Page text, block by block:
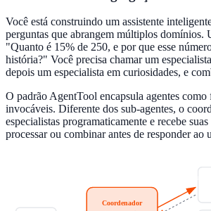
Você está construindo um assistente
perguntas que abrangem múltiplos domínios.
"Quanto é 15% de 250, e por que esse
história?" Você precisa chamar um
depois um especialista em curiosidades, e
O padrão AgentTool encapsula agentes como
invocáveis. Diferente dos sub-agentes, o
especialistas programaticamente e recebe suas
processar ou combinar antes de responder ao
Coordenador